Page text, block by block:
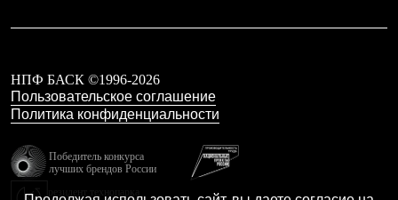
Тенты
Экспедиционные
Легкоходные
Альпинистские
Городские
Аксессуары для рюкзаков
Спальные мешки
Пуховые
Комбинированные
НПФ БАСК ©1996-2026
Пользовательское соглашение
Политика конфиденциальности
Победитель конкурса
лучших брендов России